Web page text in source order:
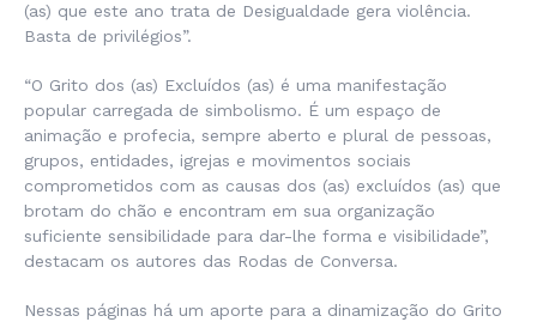
(as) que este ano trata de Desigualdade gera violência.
Basta de privilégios”.
“O Grito dos (as) Excluídos (as) é uma manifestação
popular carregada de simbolismo. É um espaço de
animação e profecia, sempre aberto e plural de pessoas,
grupos, entidades, igrejas e movimentos sociais
comprometidos com as causas dos (as) excluídos (as) que
brotam do chão e encontram em sua organização
suficiente sensibilidade para dar-lhe forma e visibilidade”,
destacam os autores das Rodas de Conversa.
Nessas páginas há um aporte para a dinamização do Grito